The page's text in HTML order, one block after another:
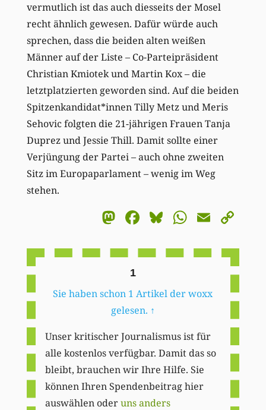
vermutlich ist das auch diesseits der Mosel
recht ähnlich gewesen. Dafür würde auch
sprechen, dass die beiden alten weißen
Männer auf der Liste – Co-Parteipräsident
Christian Kmiotek und Martin Kox – die
letztplatzierten geworden sind. Auf die beiden
Spitzenkandidat*innen Tilly Metz und Meris
Sehovic folgten die 21-jährigen Frauen Tanja
Duprez und Jessie Thill. Damit sollte einer
Verjüngung der Partei – auch ohne zweiten
Sitz im Europaparlament – wenig im Weg
stehen.
Mastodon
Facebook
BlueskyEmail
1
Sie haben schon 1 Artikel der woxx
gelesen. ↑
Unser kritischer Journalismus ist für
alle kostenlos verfügbar. Damit das so
bleibt, brauchen wir Ihre Hilfe. Sie
können Ihren Spendenbeitrag hier
auswählen oderuns anders